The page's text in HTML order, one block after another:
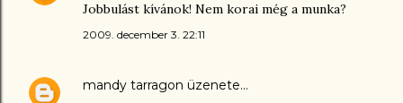
Jobbulást kívánok! Nem korai még a munka?
2009. december 3. 22:11
mandy tarragon üzenete…